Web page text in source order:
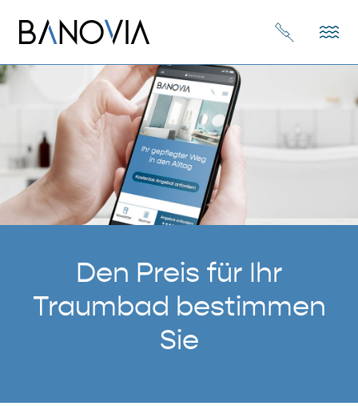
Den Preis für Ihr
Traumbad bestimmen
Sie